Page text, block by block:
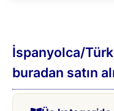
İspanyolca/
buradan satın